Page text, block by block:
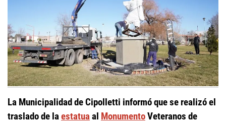
La Municipalidad de Cipolletti informó que se realizó el
traslado de laestatuaal MonumentoVeteranos de